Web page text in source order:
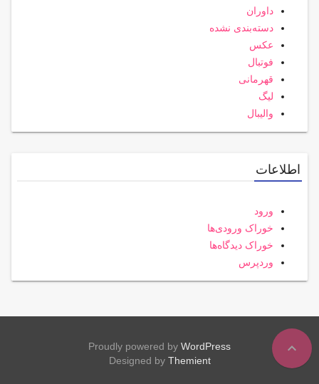
expand_less
داوران
دسته‌بندی نشده
عکس
فوتبال
قهرمانی
لیگ
والیبال
اطلاعات
ورود
خوراک ورودی‌ها
خوراک دیدگاه‌ها
وردپرس
Proudly powered by WordPress
Designed by Themient